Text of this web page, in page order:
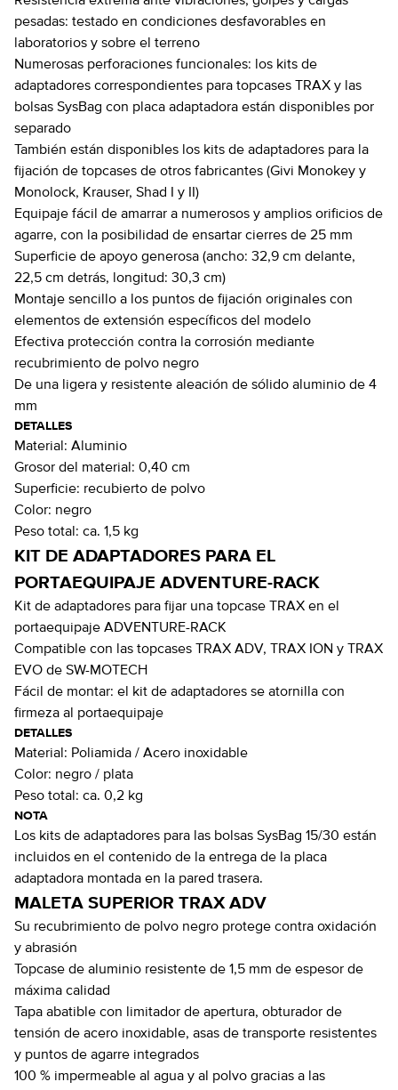
pesadas: testado en condiciones desfavorables en
laboratorios y sobre el terreno
Numerosas perforaciones funcionales: los kits de
adaptadores correspondientes para topcases TRAX y las
bolsas SysBag con placa adaptadora están disponibles por
separado
También están disponibles los kits de adaptadores para la
fijación de topcases de otros fabricantes (Givi Monokey y
Monolock, Krauser, Shad I y II)
Equipaje fácil de amarrar a numerosos y amplios orificios de
agarre, con la posibilidad de ensartar cierres de 25 mm
Superficie de apoyo generosa (ancho: 32,9 cm delante,
22,5 cm detrás, longitud: 30,3 cm)
Montaje sencillo a los puntos de fijación originales con
elementos de extensión específicos del modelo
Efectiva protección contra la corrosión mediante
recubrimiento de polvo negro
De una ligera y resistente aleación de sólido aluminio de 4
mm
DETALLES
Material: Aluminio
Grosor del material: 0,40 cm
Superficie: recubierto de polvo
Color: negro
Peso total: ca. 1,5 kg
KIT DE ADAPTADORES PARA EL
PORTAEQUIPAJE ADVENTURE-RACK
Kit de adaptadores para fijar una topcase TRAX en el
portaequipaje ADVENTURE-RACK
Compatible con las topcases TRAX ADV, TRAX ION y TRAX
EVO de SW-MOTECH
Fácil de montar: el kit de adaptadores se atornilla con
firmeza al portaequipaje
DETALLES
Material: Poliamida / Acero inoxidable
Color: negro / plata
Peso total: ca. 0,2 kg
NOTA
Los kits de adaptadores para las bolsas SysBag 15/30 están
incluidos en el contenido de la entrega de la placa
adaptadora montada en la pared trasera.
MALETA SUPERIOR TRAX ADV
Su recubrimiento de polvo negro protege contra oxidación
y abrasión
Topcase de aluminio resistente de 1,5 mm de espesor de
máxima calidad
Tapa abatible con limitador de apertura, obturador de
tensión de acero inoxidable, asas de transporte resistentes
y puntos de agarre integrados
100 % impermeable al agua y al polvo gracias a las